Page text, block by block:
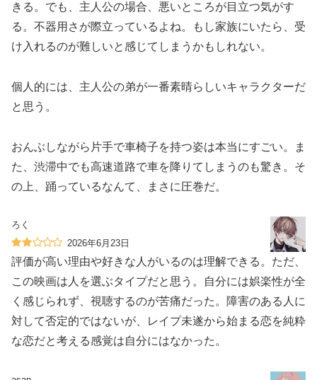
きる。でも、主人公の場合、悪いところが目立つ気がす
る。不器用さが際立っているよね。もし家族にいたら、受
け入れるのが難しいと感じてしまうかもしれない。
個人的には、主人公の弟が一番素晴らしいキャラクターだ
と思う。
おんぶしながら片手で車椅子を持つ姿は本当にすごい。ま
た、渋滞中でも高速道路で車を降りてしまうのも驚き。そ
の上、踊っているなんて、まさに圧巻だ。
ろく
2026年6月23日
評価が高い理由や好きな人がいるのは理解できる。ただ、
この映画は人を選ぶタイプだと思う。自分には娯楽性が全
く感じられず、視聴するのが苦痛だった。障害のある人に
対して否定的ではないが、レイプ未遂から始まる恋を純粋
な恋だと考える感覚は自分にはなかった。